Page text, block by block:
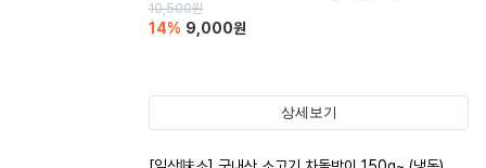
10,500원
14% 9,000원
상세보기